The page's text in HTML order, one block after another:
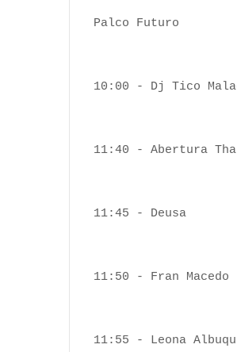
Palco Futuro
10:00 - Dj Tico
11:40 - Abertura
11:45 - Deusa
11:50 - Fran Macedo
11:55 - Leona